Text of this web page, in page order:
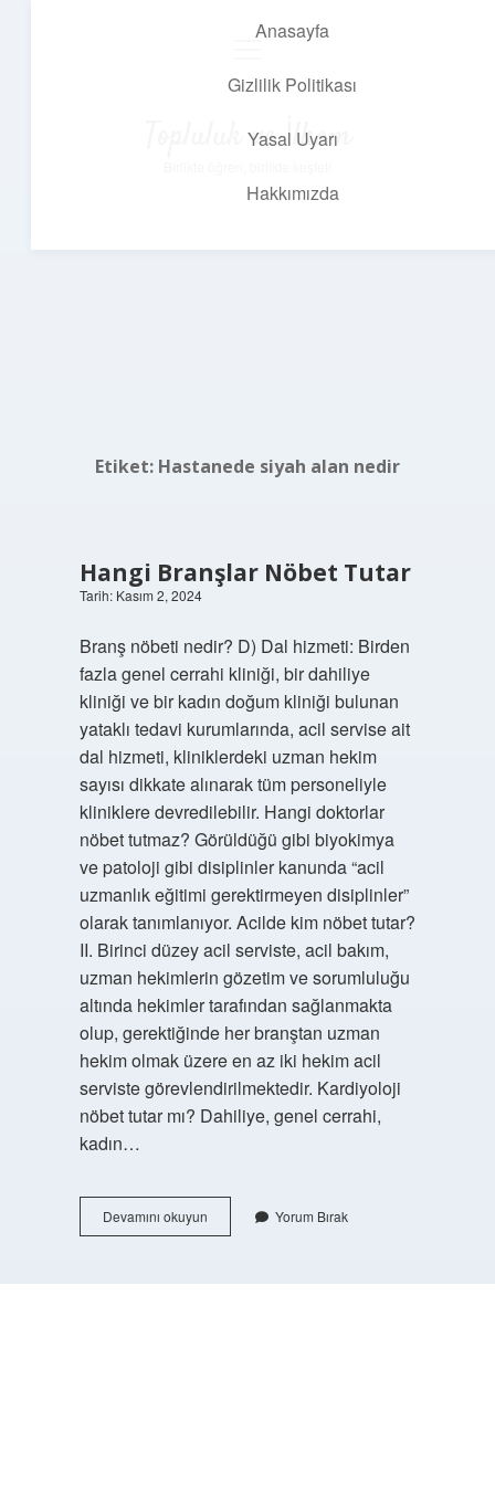
Anasayfa
Gizlilik Politikası
Yasal Uyarı
Hakkımızda
Topluluk ve İlham
Etiket: Hastanede siyah alan nedir
Hangi Branşlar Nöbet Tutar
Tarih: Kasım 2, 2024
Branş nöbeti nedir? D) Dal hizmeti: Birden
fazla genel cerrahi kliniği, bir dahiliye
kliniği ve bir kadın doğum kliniği bulunan
yataklı tedavi kurumlarında, acil servise ait
dal hizmeti, kliniklerdeki uzman hekim
sayısı dikkate alınarak tüm personeliyle
kliniklere devredilebilir. Hangi doktorlar
nöbet tutmaz? Görüldüğü gibi biyokimya
ve patoloji gibi disiplinler kanunda “acil
uzmanlık eğitimi gerektirmeyen disiplinler”
olarak tanımlanıyor. Acilde kim nöbet tutar?
II. Birinci düzey acil serviste, acil bakım,
uzman hekimlerin gözetim ve sorumluluğu
altında hekimler tarafından sağlanmakta
olup, gerektiğinde her branştan uzman
hekim olmak üzere en az iki hekim acil
serviste görevlendirilmektedir. Kardiyoloji
nöbet tutar mı? Dahiliye, genel cerrahi,
kadın…
Devamını okuyunHangi
Branşlar
Yorum Bırak